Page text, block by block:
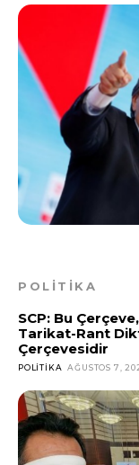
POLİTİKA
SCP: Bu
Tarikat-Rant
Çerçevesidir
POLITIKA AĞUSTOS 7,